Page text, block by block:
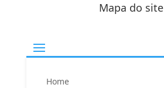
Mapa do site
Home